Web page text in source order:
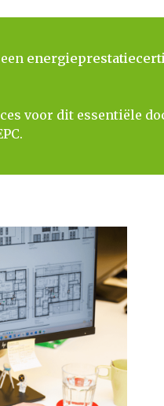
voor dit essentiële